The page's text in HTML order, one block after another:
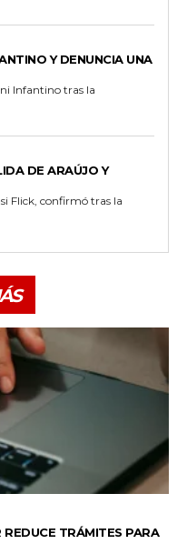
Y DENUNCIA UNA
Infantino tras la
DE ARAÚJO Y
Flick, confirmó tras la
TRÁMITES PARA